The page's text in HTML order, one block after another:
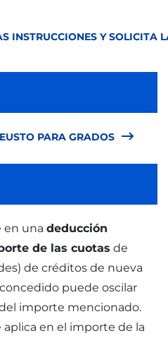
INSTRUCCIONES Y SOLICITA
PARA GRADOS
en una deducción
de las cuotas de
de créditos de nueva
puede oscilar
importe mencionado.
aplica en el importe de la